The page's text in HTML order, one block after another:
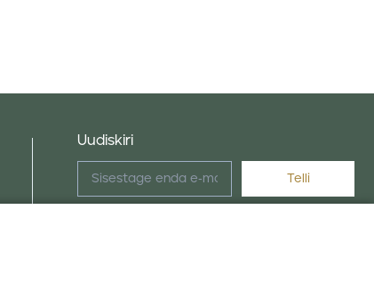
Uudiskiri